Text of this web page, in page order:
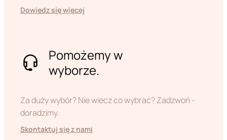
Dowiedz się więcej
Pomożemy w
wyborze.
Za duży wybór? Nie wiecz co wybrać? Zadzwoń -
doradzimy.
Skontaktuj się z nami